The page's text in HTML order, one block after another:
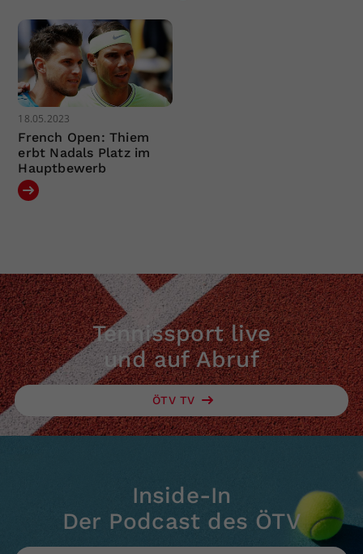
18.05.2023
French Open: Thiem
erbt Nadals Platz im
Hauptbewerb
Tennissport live
und auf Abruf
ÖTV TV
Inside-In
Der Podcast des ÖTV